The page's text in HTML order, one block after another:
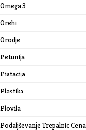
Omega 3
Orehi
Orodje
Petunija
Pistacija
Plastika
Plovila
Podaljševanje Trepalnic Cena